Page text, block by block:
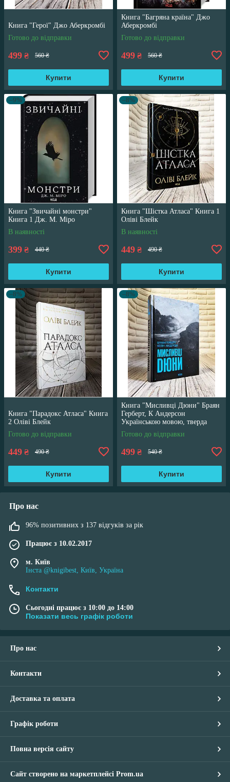
Книга "Герої" Джо Аберкромбі
Готово до відправки
499 ₴ 560 ₴
Купити
Книга "Багряна країна" Джо
Аберкромбі
Готово до відправки
499 ₴ 560 ₴
Купити
–9%
Книга "Звичайні монстри"
Книга 1 Дж. М. Міро
В наявності
399 ₴ 440 ₴
Купити
–8%
Книга "Шістка Атласа" Книга 1
Оліві Блейк
В наявності
449 ₴ 490 ₴
Купити
–8%
Книга "Парадокс Атласа" Книга
2 Оліві Блейк
Готово до відправки
449 ₴ 490 ₴
Купити
–8%
Книга "Мисливці Дюни" Браян
Герберт, К Андерсон
Українською мовою, тверда
обкладинка
Готово до відправки
499 ₴ 540 ₴
Купити
Про нас
96% позитивних з 137 відгуків за рік
Працює з 10.02.2017
м. Київ
Інста @knigibest, Київ, Україна
Контакти
Сьогодні працює з 10:00 до 14:00
Показати весь графік роботи
Про нас
Контакти
Доставка та оплата
Графік роботи
Повна версія сайту
Сайт створено на маркетплейсі Prom.ua